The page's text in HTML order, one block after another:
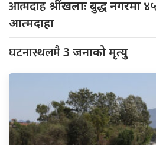
आत्मदाहश्रींखलाः बुद्ध नगरमा ४५
आत्मदाहा
घटनास्थलमै3 जनाको मृत्यु